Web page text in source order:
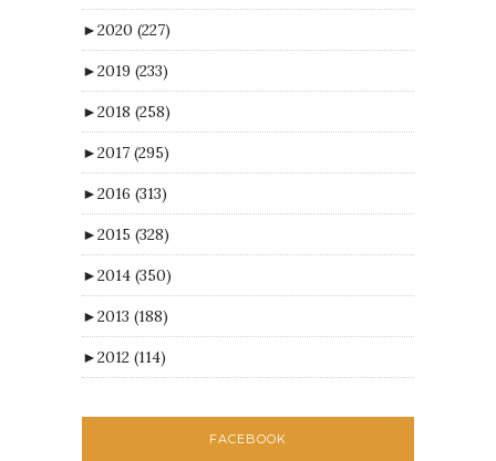
►2020 (227)
►2019 (233)
►2018 (258)
►2017 (295)
►2016 (313)
►2015 (328)
►2014 (350)
►2013 (188)
►2012 (114)
FACEBOOK